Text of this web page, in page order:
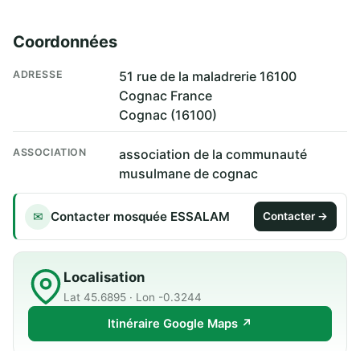
Coordonnées
ADRESSE
51 rue de la maladrerie 16100
Cognac France
Cognac (16100)
ASSOCIATION
association de la communauté
musulmane de cognac
✉ Contacter mosquée ESSALAM Contacter →
Localisation
Lat 45.6895 · Lon -0.3244
Itinéraire Google Maps ↗